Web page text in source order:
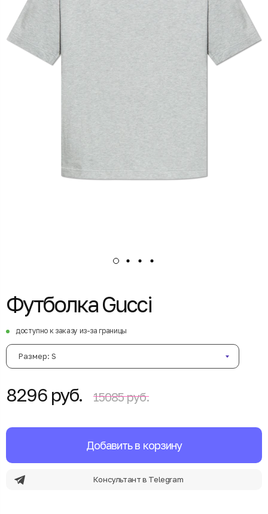
Футболка Gucci
доступно к заказу из-за границы
Размер: S
8296 руб. 15085 руб.
Добавить в корзину
Консультант в Telegram